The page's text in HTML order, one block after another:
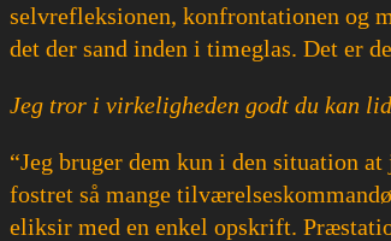
selvrefleksionen, konfrontationen og
det der sand inden i timeglas. Det er
Jeg tror i virkeligheden godt du kan
“Jeg bruger dem kun i den situation
fostret så mange
eliksir med en enkel opskrift.